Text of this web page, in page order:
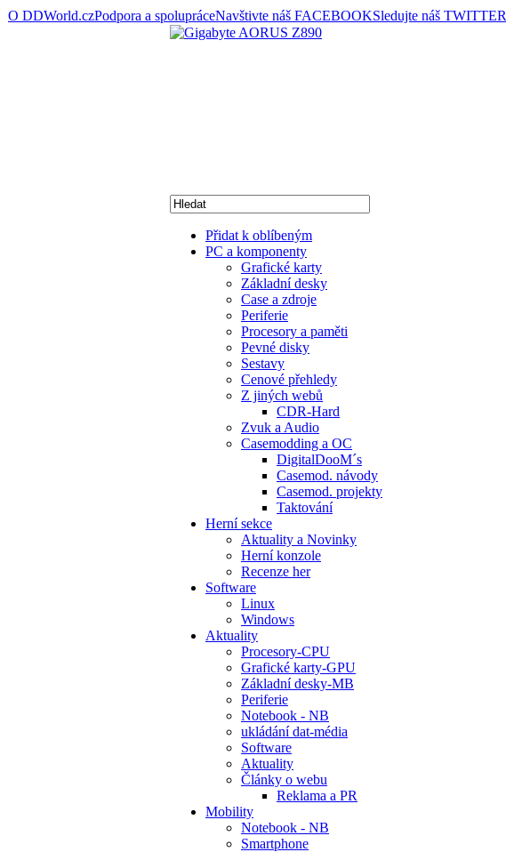
O DDWorld.czPodpora a spolupráceNavštivte náš FACEBOOKSledujte náš TWITTER
Přidat k oblíbeným
PC a komponenty
Grafické karty
Základní desky
Case a zdroje
Periferie
Procesory a paměti
Pevné disky
Sestavy
Cenové přehledy
Z jiných webů
CDR-Hard
Zvuk a Audio
Casemodding a OC
DigitalDooM´s
Casemod. návody
Casemod. projekty
Taktování
Herní sekce
Aktuality a Novinky
Herní konzole
Recenze her
Software
Linux
Windows
Aktuality
Procesory-CPU
Grafické karty-GPU
Základní desky-MB
Periferie
Notebook - NB
ukládání dat-média
Software
Aktuality
Články o webu
Reklama a PR
Mobility
Notebook - NB
Smartphone